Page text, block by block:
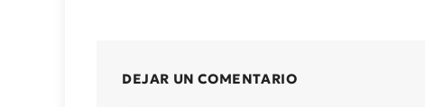
DEJAR UN COMENTARIO